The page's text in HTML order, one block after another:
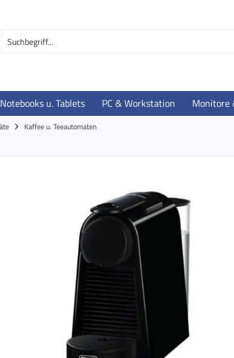
Notebooks u. Tablets PC & Workstation Monitore
Kaffee u. Teeautomaten